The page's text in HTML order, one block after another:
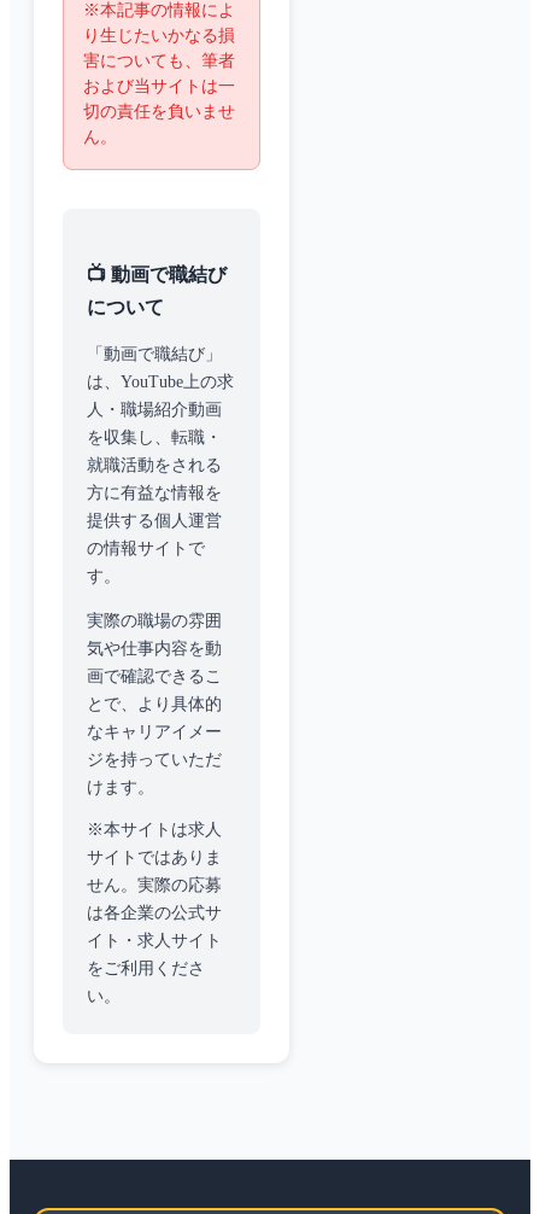
※本記事の情報によ
り生じたいかなる損
害についても、筆者
および当サイトは一
切の責任を負いませ
ん。
📺 動画で職結び
について
「動画で職結び」
は、YouTube上の求
人・職場紹介動画
を収集し、転職・
就職活動をされる
方に有益な情報を
提供する個人運営
の情報サイトで
す。
実際の職場の雰囲
気や仕事内容を動
画で確認できるこ
とで、より具体的
なキャリアイメー
ジを持っていただ
けます。
※本サイトは求人
サイトではありま
せん。実際の応募
は各企業の公式サ
イト・求人サイト
をご利用くださ
い。